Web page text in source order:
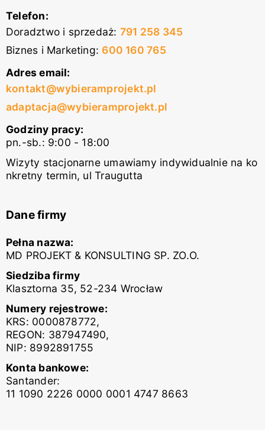
Telefon:
Doradztwo i sprzedaż: 791 258 345
Biznes i Marketing: 600 160 765
Adres email:
kontakt@wybieramprojekt.pl
adaptacja@wybieramprojekt.pl
Godziny pracy:
pn.-sb.: 9:00 - 18:00
Wizyty stacjonarne umawiamy indywidualnie na ko
nkretny termin, ul Traugutta
Dane firmy
Pełna nazwa:
MD PROJEKT & KONSULTING SP. ZO.O.
Siedziba firmy
Klasztorna 35, 52-234 Wrocław
Numery rejestrowe:
KRS: 0000878772,
REGON: 387947490,
NIP: 8992891755
Konta bankowe:
Santander:
11 1090 2226 0000 0001 4747 8663